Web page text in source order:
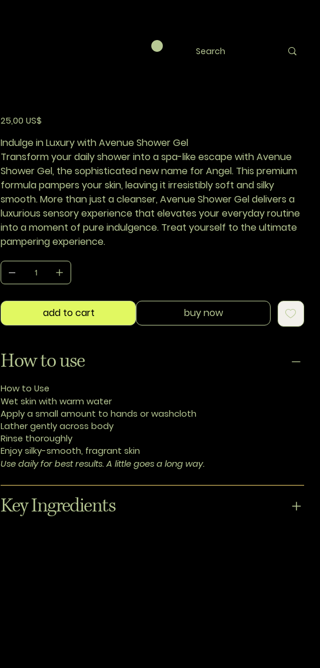
Precio
25,00 US$
Indulge in Luxury with Avenue Shower Gel
Transform your daily shower into a spa-like escape with Avenue
Shower Gel, the sophisticated new name for Angel. This premium
formula pampers your skin, leaving it irresistibly soft and silky
smooth. More than just a cleanser, Avenue Shower Gel delivers a
luxurious sensory experience that elevates your everyday routine
into a moment of pure indulgence. Treat yourself to the ultimate
pampering experience.
add to cart buy now
How to use
How to Use
Wet skin with warm water
Apply a small amount to hands or washcloth
Lather gently across body
Rinse thoroughly
Enjoy silky-smooth, fragrant skin
Use daily for best results. A little goes a long way.
Key Ingredients